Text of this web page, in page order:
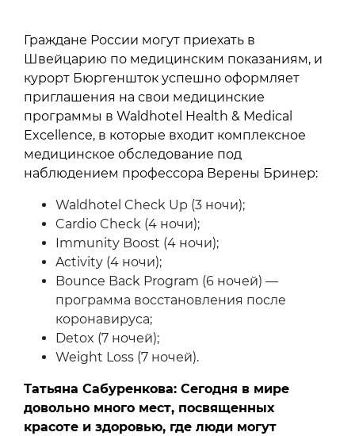
Граждане России могут приехать в
Швейцарию по медицинским показаниям, и
курорт Бюргеншток успешно оформляет
приглашения на свои медицинские
программы в Waldhotel Health & Medical
Excellence, в которые входит комплексное
медицинское обследование под
наблюдением профессора Верены Бринер:
Waldhotel Check Up (3 ночи);
Cardio Check (4 ночи);
Immunity Boost (4 ночи);
Activity (4 ночи);
Bounce Back Program (6 ночей) —
программа восстановления после
коронавируса;
Detox (7 ночей);
Weight Loss (7 ночей).
Татьяна Сабуренкова: Сегодня в мире
довольно много мест, посвященных
красоте и здоровью, где люди могут